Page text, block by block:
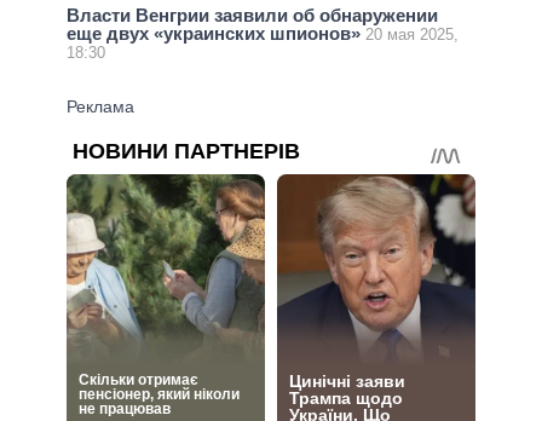
Власти Венгрии заявили об обнаружении
еще двух «украинских шпионов» 20 мая 2025,
18:30